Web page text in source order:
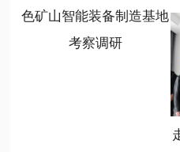
作洧) 新任会长、徐工绿色矿山智能
装备
充分
掌握
资源
展广
勇于
色矿山智能装备制造基地
考察调研